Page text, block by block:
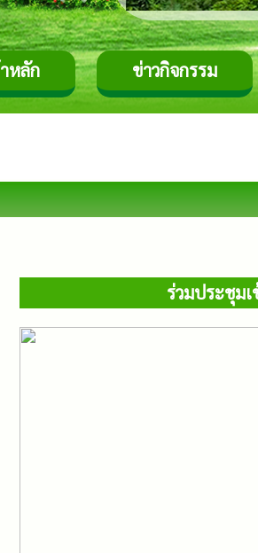
หลัก ข่าวกิจกรรม
ร่วมประชุม